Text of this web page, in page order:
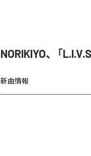
NORIKIYO、「
新曲情報